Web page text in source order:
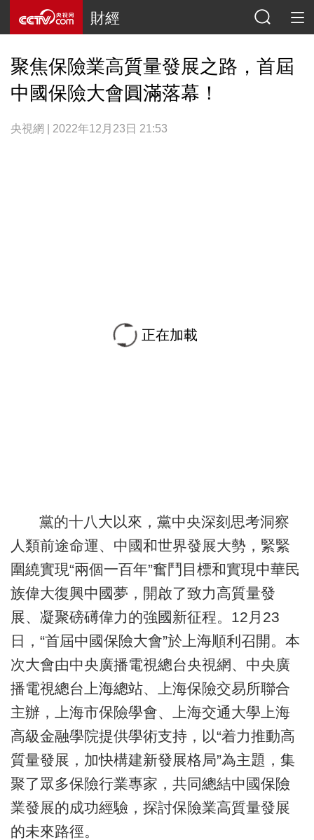
財經
聚焦保險業高質量發展之路，首屆
中國保險大會圓滿落幕！
央視網 | 2022年12月23日 21:53
正在加載
黨的十八大以來，黨中央深刻思考洞察
人類前途命運、中國和世界發展大勢，緊緊
圍繞實現“兩個一百年”奮鬥目標和實現中華民
族偉大復興中國夢，開啟了致力高質量發
展、凝聚磅礡偉力的強國新征程。12月23
日，“首屆中國保險大會”於上海順利召開。本
次大會由中央廣播電視總台央視網、中央廣
播電視總台上海總站、上海保險交易所聯合
主辦，上海市保險學會、上海交通大學上海
高級金融學院提供學術支持，以“着力推動高
質量發展，加快構建新發展格局”為主題，集
聚了眾多保險行業專家，共同總結中國保險
業發展的成功經驗，探討保險業高質量發展
的未來路徑。